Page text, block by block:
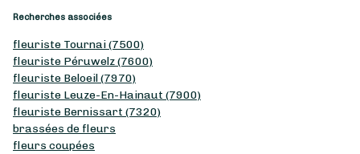
Recherches associées
fleuriste Tournai (7500)
fleuriste Péruwelz (7600)
fleuriste Beloeil (7970)
fleuriste Leuze-En-Hainaut (7900)
fleuriste Bernissart (7320)
brassées de fleurs
fleurs coupées